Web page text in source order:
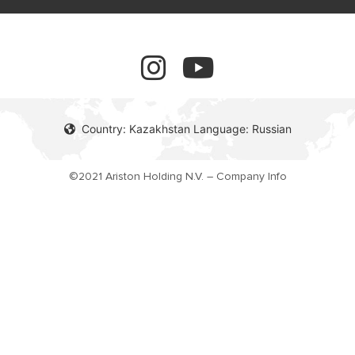
Country: Kazakhstan Language: Russian
©2021 Ariston Holding N.V. – Company Info